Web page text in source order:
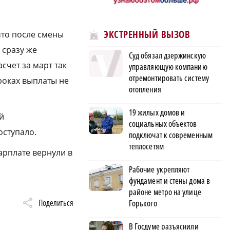
после смены
же
за март так
выплаты не
вернули в
Поделиться
ЭКСТРЕННЫЙ ВЫЗОВ
Суд обязал дзержинскую
управляющую компанию
отремонтировать систему
отопления
19 жилых домов и
социальных объектов
подключат к современным
теплосетям
Рабочие укрепляют
фундамент и стены дома в
районе метро на улице
Горького
В Госдуме разъяснили